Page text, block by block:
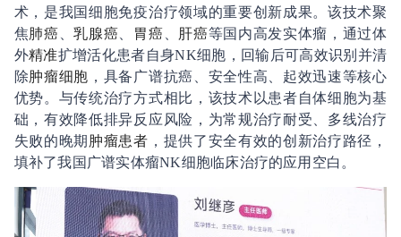
术，是我国细胞免疫治疗领域的重要创新成果。该技术聚
焦肺癌 、乳腺癌 胃癌 肝癌等国内高发实体瘤，通过体
外精准扩增活化患者自身NK细胞，回输后可高效识别并清
除肿瘤细胞 ，具备广谱抗癌、安全性高、起效迅速等核心
优势。与传统治疗方式相比，该技术以患者自体细胞为基
础，有效降低排异反应风险，为常规治疗耐受、多线治疗
失败的晚期 肿瘤患者 ，提供了安全有效的创新治疗路径，
填补了我国广谱实体瘤NK细胞临床治疗的应用空白。